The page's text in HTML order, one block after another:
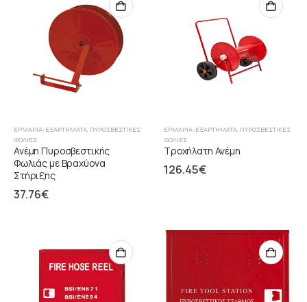
ΕΡΜΆΡΙΑ-ΕΞΑΡΤΉΜΑΤΑ ΠΥΡΟΣΒΕΣΤΙΚΈΣ
ΦΩΛΙΈΣ
Ανέμη Πυροσβεστικής
Φωλιάς με Βραχύονα
Στήριξης
37.76€
ΕΡΜΆΡΙΑ-ΕΞΑΡΤΉΜΑΤΑ ΠΥΡΟΣΒΕΣΤΙΚΈΣ
ΦΩΛΙΈΣ
Τροχήλατη Ανέμη
126.45€